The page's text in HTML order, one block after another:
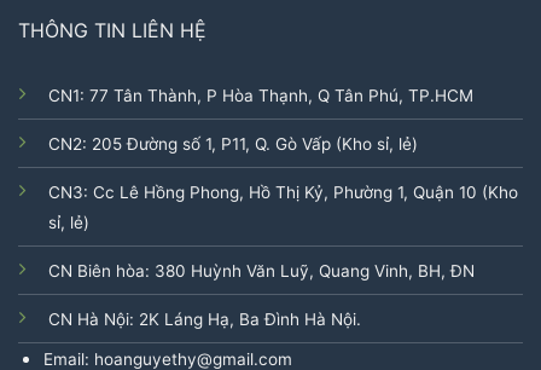
THÔNG TIN LIÊN HỆ
CN1: 77 Tân Thành, P Hòa Thạnh, Q Tân Phú, TP.HCM
CN2: 205 Đường số 1, P11, Q. Gò Vấp (Kho sỉ, lẻ)
CN3: Cc Lê Hồng Phong, Hồ Thị Kỷ, Phường 1, Quận 10 (Kho
sỉ, lẻ)
CN Biên hòa: 380 Huỳnh Văn Luỹ, Quang Vinh, BH, ĐN
CN Hà Nội: 2K Láng Hạ, Ba Đình Hà Nội.
Email: hoanguyethy@gmail.com